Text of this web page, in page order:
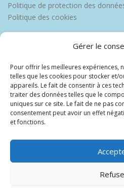
Gérer le
Pour offrir les meilleures expériences,
telles que les cookies pour stocker et/
appareils. Le fait de consentir à ces
traiter des données telles que le
uniques sur ce site. Le fait de ne pas
consentement peut avoir un effet
et fonctions.
Politique de protection des
Politique des cookies